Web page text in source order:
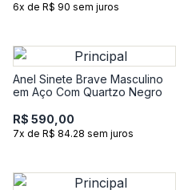
6x de R$ 90 sem juros
Anel Sinete Brave Masculino
em Aço Com Quartzo Negro
R$ 590,00
7x de R$ 84.28 sem juros